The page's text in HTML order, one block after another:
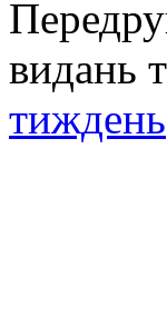
видань
тиждень